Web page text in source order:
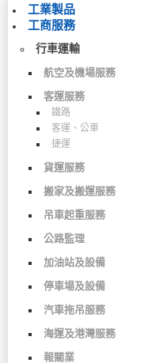
工業製品
工商服務
行車運輸
航空及機場服務
客運服務
鐵路
客運、公車
捷運
貨運服務
搬家及搬運服務
吊車起重服務
公路監理
加油站及設備
停車場及設備
汽車拖吊服務
海運及港灣服務
報關業